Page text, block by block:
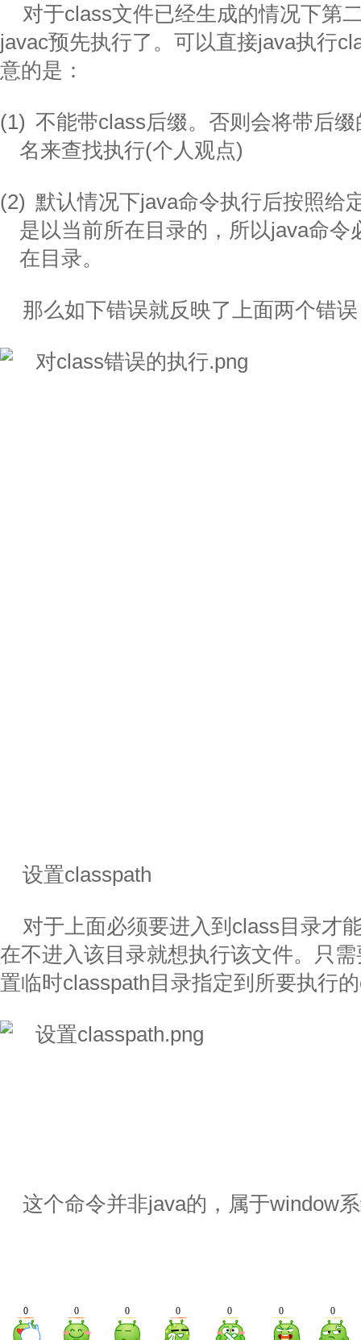
对于class文件已经生成的情况下第
javac预先执行了。可以直接java执行
意的是：
(1) 不能带class后缀。否则会将带后
名来查找执行(个人观点)
(2) 默认情况下java命令执行后按照给
是以当前所在目录的，所以java命令
在目录。
那么如下错误就反映了上面两个错误
设置classpath
对于上面必须要进入到class目录才
在不进入该目录就想执行该文件。只
置临时classpath目录指定到所要执行
这个命令并非java的，属于window